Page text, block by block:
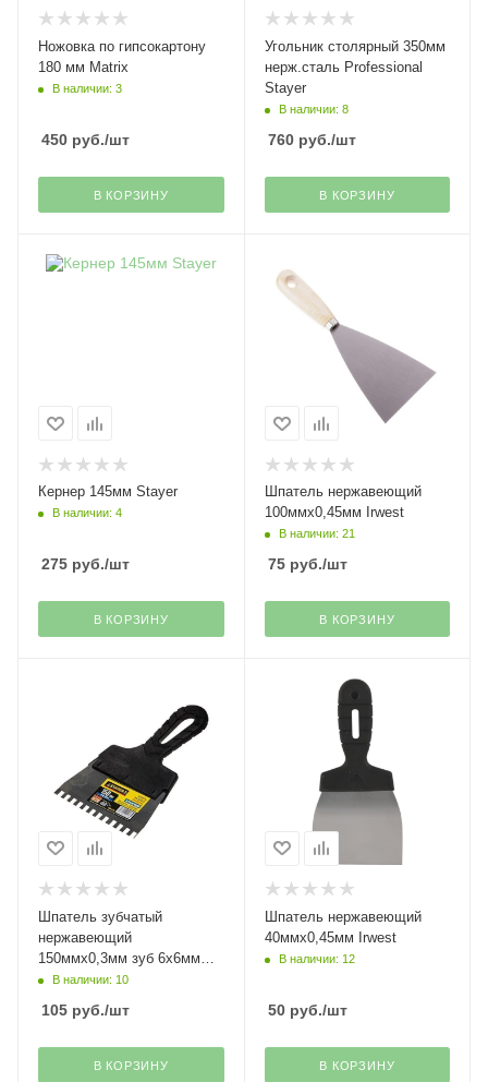
Ножовка по гипсокартону
180 мм Matrix
В наличии: 3
450 руб./шт
В КОРЗИНУ
Угольник столярный 350мм
нерж.сталь Professional
Stayer
В наличии: 8
760руб./шт
В КОРЗИНУ
Кернер 145мм Stayer
В наличии: 4
275 руб./шт
В КОРЗИНУ
Шпатель нержавеющий
100ммх0,45мм Irwest
В наличии: 21
75руб./шт
В КОРЗИНУ
Шпатель зубчатый
нержавеющий
150ммх0,3мм зуб 6х6мм
Stayer
В наличии: 10
105 руб./шт
В КОРЗИНУ
Шпатель нержавеющий
40ммх0,45мм Irwest
В наличии: 12
50руб./шт
В КОРЗИНУ